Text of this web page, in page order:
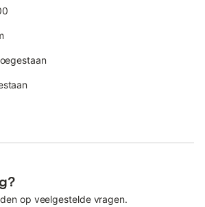
op veelgestelde vragen.